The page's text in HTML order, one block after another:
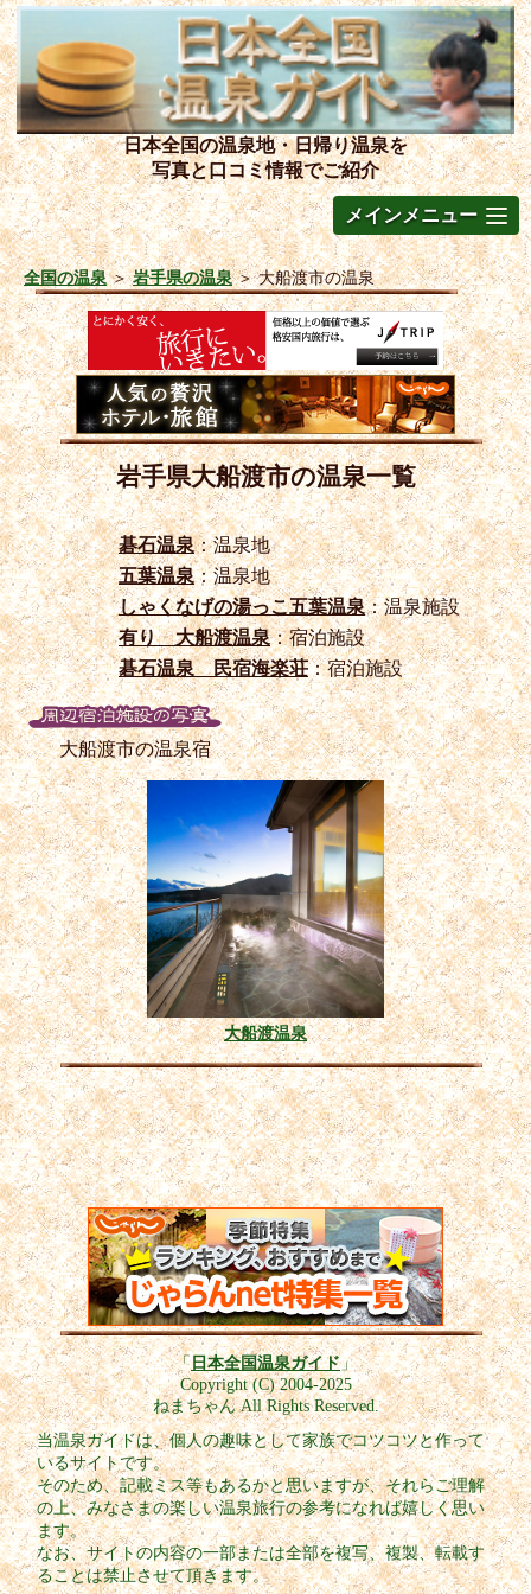
日本全国の温泉地・日帰り温泉を
写真と口コミ情報でご紹介
メインメニュー
全国の温泉＞岩手県の温泉＞大船渡市の温泉
岩手県大船渡市の温泉一覧
碁石温泉：温泉地
五葉温泉：温泉地
しゃくなげの湯っこ五葉温泉：温泉施設
有り 大船渡温泉：宿泊施設
碁石温泉 民宿海楽荘：宿泊施設
大船渡市の温泉宿
大船渡温泉
「日本全国温泉ガイド」
Copyright (C) 2004-2025
ねまちゃん All Rights Reserved.
当温泉ガイドは、個人の趣味として家族でコツコツと作って
いるサイトです。
そのため、記載ミス等もあるかと思いますが、それらご理解
の上、みなさまの楽しい温泉旅行の参考になれば嬉しく思い
ます。
なお、サイトの内容の一部または全部を複写、複製、転載す
ることは禁止させて頂きます。